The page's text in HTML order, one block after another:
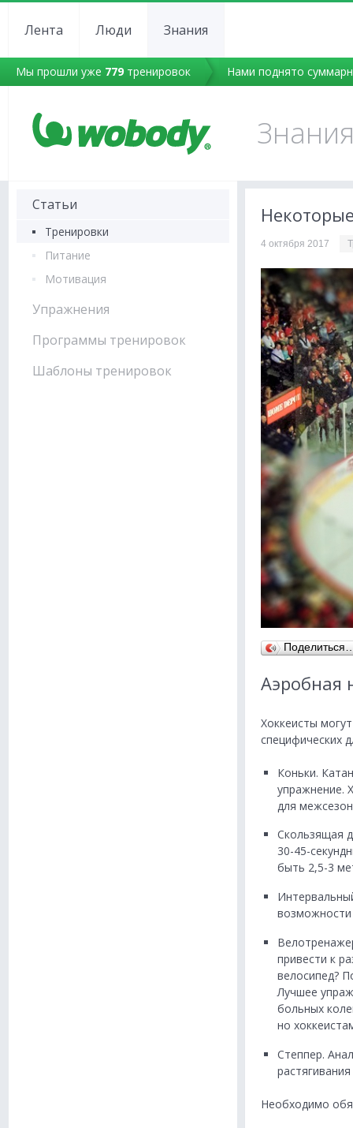
Лента Люди Знания
Мы прошли уже 779тренировок Нами поднято
Статьи
Тренировки
Питание
Мотивация
Упражнения
Программы тренировок
Шаблоны тренировок
4 октября 2017
Аэробная
Хоккеисты
специфических
Коньки.
упражнение.
для
Скользящая
30-45-
быть 2,5-3
возможности
привести к
велосипед?
Лучшее
больных
но
Степпер.
Необходимо